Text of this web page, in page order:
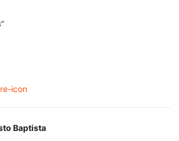
Baptista